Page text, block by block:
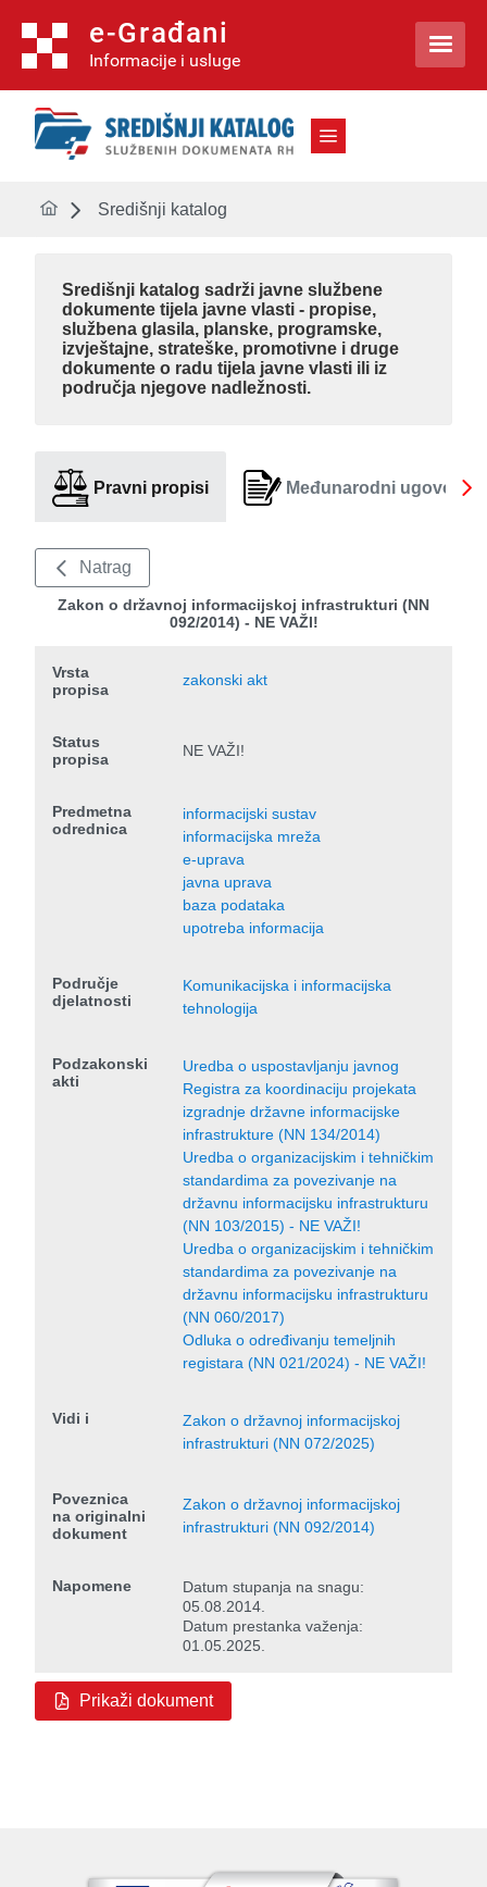
e-Građani
Informacije i usluge 
Središnji katalog
Središnji katalog sadrži javne službene
dokumente tijela javne vlasti - propise,
službena glasila, planske, programske,
izvještajne, strateške, promotivne i druge
dokumente o radu tijela javne vlasti ili iz
područja njegove nadležnosti.
Pravni propisi Međunarodni ugovori
Natrag
Zakon o državnoj informacijskoj infrastrukturi (NN
092/2014) - NE VAŽI!
Vrsta
propisa
zakonski akt
Status
propisa
NE VAŽI!
Predmetna
odrednica
informacijski sustav
informacijska mreža
e-uprava
javna uprava
baza podataka
upotreba informacija
Područje
djelatnosti
Komunikacijska i informacijska
tehnologija
Podzakonski
akti
Uredba o uspostavljanju javnog
Registra za koordinaciju projekata
izgradnje državne informacijske
infrastrukture (NN 134/2014)
Uredba o organizacijskim i tehničkim
standardima za povezivanje na
državnu informacijsku infrastrukturu
(NN 103/2015) - NE VAŽI!
Uredba o organizacijskim i tehničkim
standardima za povezivanje na
državnu informacijsku infrastrukturu
(NN 060/2017)
Odluka o određivanju temeljnih
registara (NN 021/2024) - NE VAŽI!
Vidi i
Zakon o državnoj informacijskoj
infrastrukturi (NN 072/2025)
Poveznica
na originalni
dokument
Zakon o državnoj informacijskoj
infrastrukturi (NN 092/2014)
Napomene
Datum stupanja na snagu:
05.08.2014.
Datum prestanka važenja:
01.05.2025.
Prikaži dokument